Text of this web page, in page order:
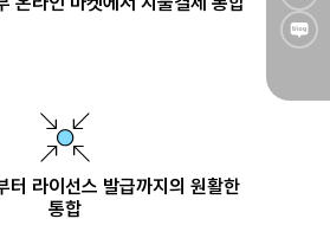
터 라이선스 발급까지의 원활한
통합